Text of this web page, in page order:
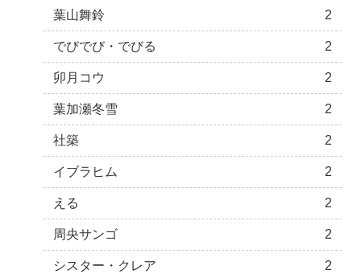
葉山舞鈴 2
でびでび・でびる 2
卯月コウ 2
葉加瀬冬雪 2
社築 2
イブラヒム 2
える 2
周央サンゴ 2
シスター・クレア 2